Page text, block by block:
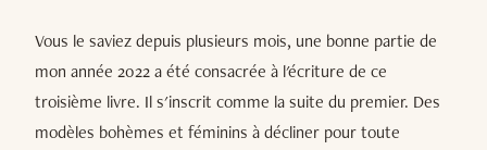
Vous le saviez depuis plusieurs mois, une bonne partie de
mon année 2022 a été consacrée à l'écriture de ce
troisième livre. Il s'inscrit comme la suite du premier. Des
modèles bohèmes et féminins à décliner pour toute